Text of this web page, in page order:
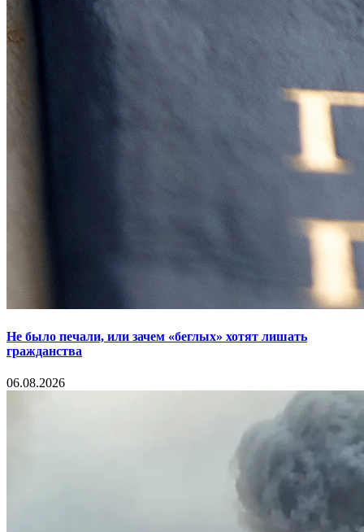
Не было печали, или зачем «беглых» хотят лишать
гражданства
06.08.2026